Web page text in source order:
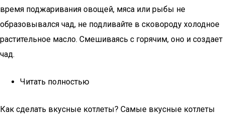
время поджаривания овощей, мяса или рыбы не
образовывался чад, не подливайте в сковороду холодное
растительное масло. Смешиваясь с горячим, оно и создает
чад.
Читать полностью
Как сделать вкусные котлеты? Самые вкусные котлеты